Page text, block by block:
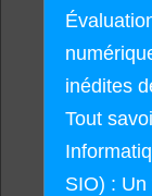
inédites
Tout
SIO) :